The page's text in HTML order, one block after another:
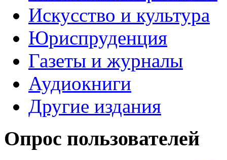
Искусство и культура
Юриспруденция
Газеты и журналы
Аудиокниги
Другие издания
Опрос пользователей